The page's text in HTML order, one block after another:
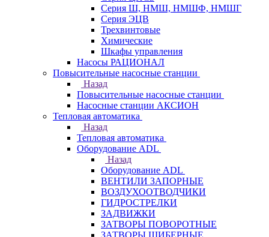
Серия Ш, НМШ, НМШФ, НМШГ
Серия ЭЦВ
Трехвинтовые
Химические
Шкафы управления
Насосы РАЦИОНАЛ
Повысительные насосные станции
Назад
Повысительные насосные станции
Насосные станции АКСИОН
Тепловая автоматика
Назад
Тепловая автоматика
Оборудование ADL
Назад
Оборудование ADL
ВЕНТИЛИ ЗАПОРНЫЕ
ВОЗДУХООТВОДЧИКИ
ГИДРОСТРЕЛКИ
ЗАДВИЖКИ
ЗАТВОРЫ ПОВОРОТНЫЕ
ЗАТВОРЫ ШИБЕРНЫЕ